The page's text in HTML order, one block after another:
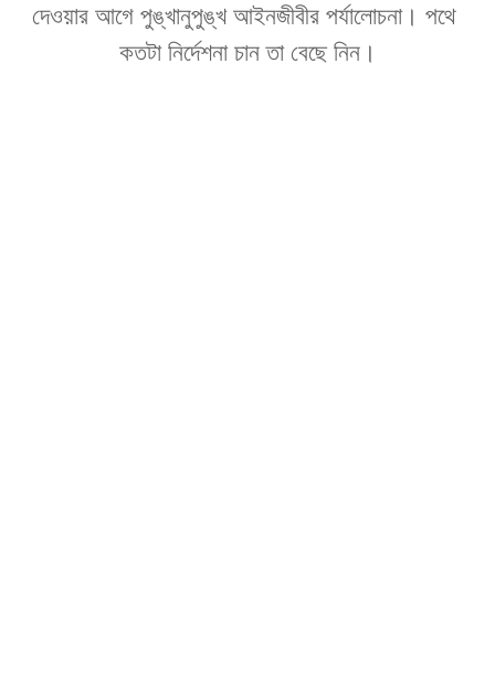
দেওয়ার আগে পুঙ্খানুপুঙ্খ আইনজীবীর পর্যালোচনা। পথে
কতটা নির্দেশনা চান তা বেছে নিন।